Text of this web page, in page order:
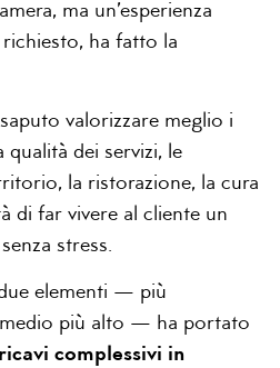
ma un’esperienza
ha fatto la
valorizzare meglio i
dei servizi, le
la ristorazione, la cura
di far vivere al cliente un
stress.
elementi — più
più alto — ha portato
ricavi complessivi in